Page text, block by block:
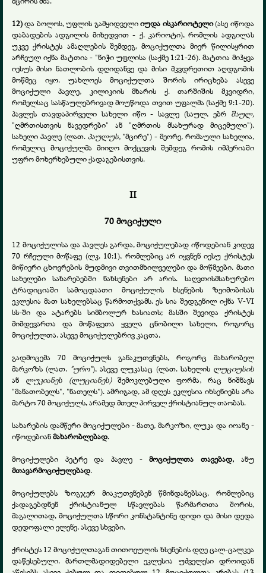
12)და ბოლოს, უფლის გამყიდველიიუდა ისკარიოტელი(ასე იწოდა
დაბადების ადგილის მიხედვით - ქ. კარიოტი), რომლის ადგილას
უკვე ქრისტეს ამაღლების შემდეგ, მოციქულთა მიერ წილისყრით
არჩეულ იქნა მატთია - "ნიჭი უფლისა (საქმე 1:21-26). მატთია მიჰყვა
იესუს მისი ნათლობის დღიდანვე და მისი მკვდრეთით აღდგომის
მოწმეც იყო. უახლოეს მოციქულთა შორის ირიცხება ასევე
მოციქული პავლე, კილიკიის მხარის ქ. თარშიშის მკვიდრი,
რომელსაც სასწაულებრივად მოუწოდა თვით უფალმა (საქმე 9:1-20).
პავლეს თავდაპირველი სახელი იწო - სავლე (საულ, ებრ შაულ,
"ღმრთისთვის ნავედრები" ან "ღმრთის მსახურად მიცემული").
სახელი პავლე (ლათ. პაულუს, "მცირე") - მეორე, რომაული სახელია,
რომელიც მოციქულმა მიიღო მოქცევის შემდეგ რომის იმპერიაში
უფრო მოხერხებული ქადაგებისთვის.
II
70 მოციქული
12 მოციქულისა და პავლეს გარდა, მოციქულებად იწოდებიან კიდევ
70 რჩეული მოწაფე (ლკ. 10:1), რომლებიც არ იყვნენ იესუ ქრისტეს
მიწიერი ცხოვრების მუდმივი თვითმხილველები და მოწმეები. მათი
სახელები სახარებებში ნახსენები არ არის. საღვთისმსახურებო
ტრადიციაში სამოცდაათი მოციქულის ხსენების ზეიმობისას
ეკლესია მათ სახელებსაც წარმოთქვამს. ეს სია შედგენილ იქნა V-VI
სს-ში და ატარებს სიმბოლურ ხასიათს; მასში შევიდა ქრისტეს
მიმდევართა და მოწაფეთა ყველა ცნობილი სახელი, როგორც
მოციქულთა, ასევე მოციქულებრივ კაცთა.
გადმოცემა 70 მოციქულს განაკუთვნებს, როგორც მახარობელ
მარკოზს (ლათ. "ურო"), ასევე ლუკასაც (ლათ. სახელის ლუციუსის
ან ლუკიანეს (ლუციანეს)შემოკლებული ფორმა, რაც ნიშნავს
"მანათობელს", "ნათელს"). ამრიგად, ამ დღეს ეკლესია იხსენიებს არა
მარტო 70 მოციქულს, არამედ მთელ პირველ ქრისტიანულ თაობას.
სახარების დამწერი მოციქულები - მათე, მარკოზი, ლუკა და იოანე -
იწოდებიანმახარობლებად.
მოციქულები პეტრე და პავლე -მოციქულთა თავებად, ანუ
მთავარმოციქულებად.
მოციქულებს ზოგჯერ მიაკუთვნებენ წმინდანებსაც, რომლებიც
ქადაგებდნენ ქრისტიანულ სწავლებას წარმართთა შორის,
მაგალითად, მოციქულთა სწორი კონსტანტინე დიდი და მისი დედა
დედოფალი ელენე, ასევე სხვები.
ქრისტეს 12 მოციქულთაგან თითოეულის ხსენების დღე ცალ-ცალკეა
დაწესებული. მართლმადიდებელი ეკლესია უძველესი დროიდან